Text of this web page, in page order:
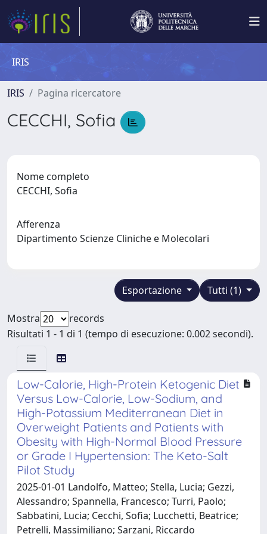
IRIS
IRIS Pagina ricercatore
CECCHI, Sofia
Nome completo
CECCHI, Sofia
Afferenza
Dipartimento Scienze Cliniche e Molecolari
Tutti (1)
Esportazione
Mostra
records
Risultati 1 - 1 di 1 (tempo di esecuzione: 0.002 secondi).
Low-Calorie, High-Protein Ketogenic Diet
Versus Low-Calorie, Low-Sodium, and
High-Potassium Mediterranean Diet in
Overweight Patients and Patients with
Obesity with High-Normal Blood Pressure
or Grade I Hypertension: The Keto-Salt
Pilot Study
2025-01-01 Landolfo, Matteo; Stella, Lucia; Gezzi,
Alessandro; Spannella, Francesco; Turri, Paolo;
Sabbatini, Lucia; Cecchi, Sofia; Lucchetti, Beatrice;
Petrelli, Massimiliano; Sarzani, Riccardo